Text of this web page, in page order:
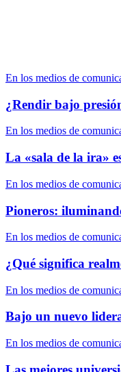
En los medios de
¿Rendir bajo
En los medios de
La «sala de la ira»
En los medios de
Pioneros:
En los medios de
¿Qué significa
En los medios de
Bajo un nuevo
En los medios de